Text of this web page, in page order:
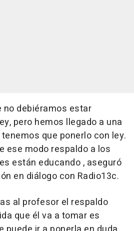
no debiéramos estar
pero hemos llegado a una
que ponerlo con ley.
ese modo respaldo a los
están educando , aseguró
en diálogo con Radio13c.
al profesor el respaldo
que él va a tomar es